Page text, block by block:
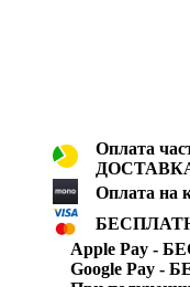
Оплата
Оплата
Apple Pay -
Google Pay